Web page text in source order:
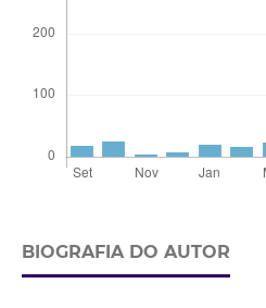
BIOGRAFIA DO AUTOR